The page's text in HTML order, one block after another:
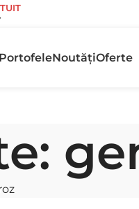
PortofeleNoutățiOferte